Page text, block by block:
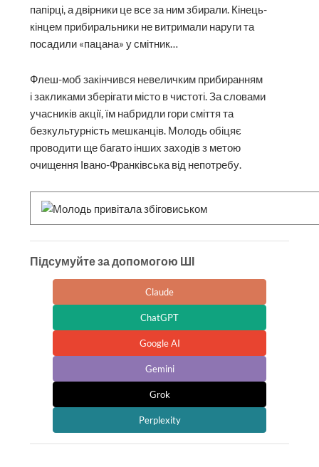
папірці, а двірники це все за ним збирали. Кінець-
кінцем прибиральники не витримали наруги та
посадили «пацана» у смітник…
Флеш-моб закінчився невеличким прибиранням
і закликами зберігати місто в чистоті. За словами
учасників акції, їм набридли гори сміття та
безкультурність мешканців. Молодь обіцяє
проводити ще багато інших заходів з метою
очищення Івано-Франківська від непотребу.
Підсумуйте за допомогою ШІ
Claude
ChatGPT
Google AI
Gemini
Grok
Perplexity